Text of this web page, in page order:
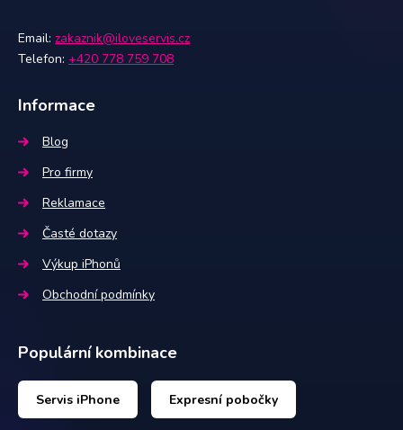
Email: zakaznik@iloveservis.cz
Telefon: +420 778 759 708
Informace
Blog
Pro firmy
Reklamace
Časté dotazy
Výkup iPhonů
Obchodní podmínky
Populární kombinace
Servis iPhone Expresní pobočky